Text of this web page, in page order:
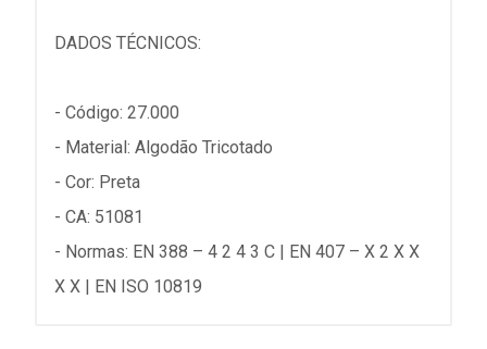
DADOS TÉCNICOS:
- Código: 27.000
- Material: Algodão Tricotado
- Cor: Preta
- CA: 51081
- Normas: EN 388 – 4 2 4 3 C | EN 407 – X 2 X X
X X | EN ISO 10819